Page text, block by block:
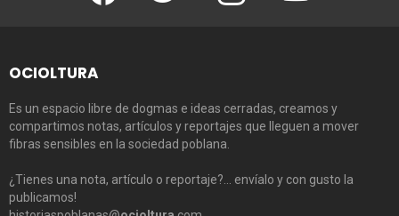
OCIOLTURA
Es un espacio libre de dogmas e ideas cerradas, creamos y
compartimos notas, artículos y reportajes que lleguen a mover
fibras sensibles en la sociedad poblana.
¿Tienes una nota, artículo o reportaje?… envíalo y con gusto la
publicamos!